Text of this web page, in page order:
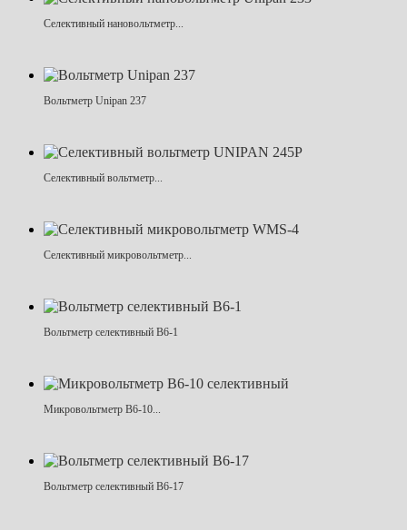
Селективный нановольтметр...
Вольтметр Unipan 237
Селективный вольтметр...
Селективный микровольтметр...
Вольтметр селективный В6-1
Микровольтметр В6-10...
Вольтметр селективный В6-17